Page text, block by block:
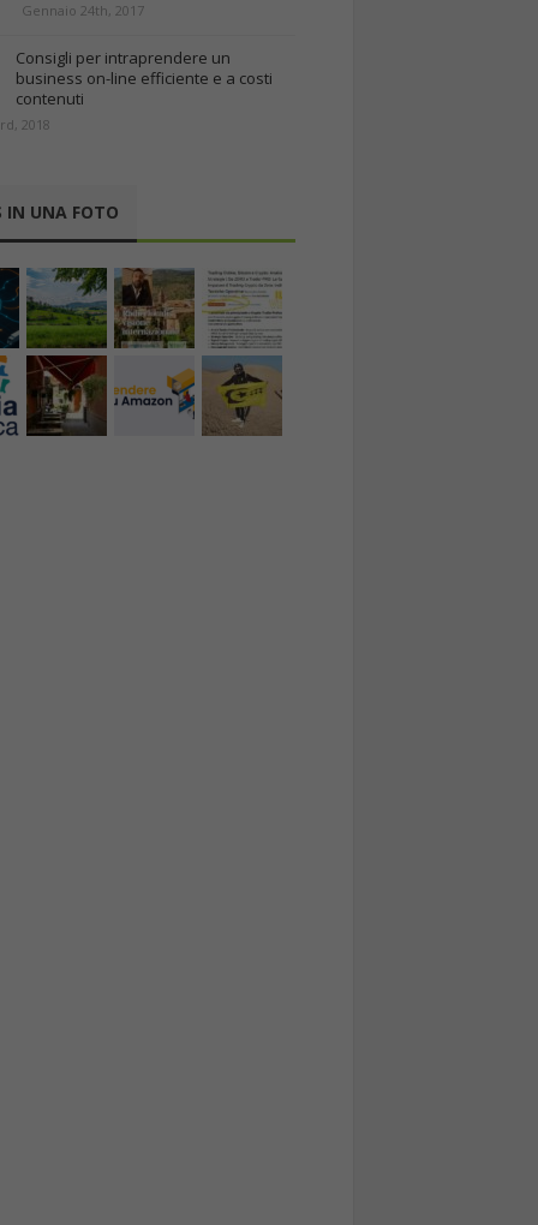
Gennaio 24th, 2017
Consigli per intraprendere un
business on-line efficiente e a costi
contenuti
2018
IN UNA FOTO